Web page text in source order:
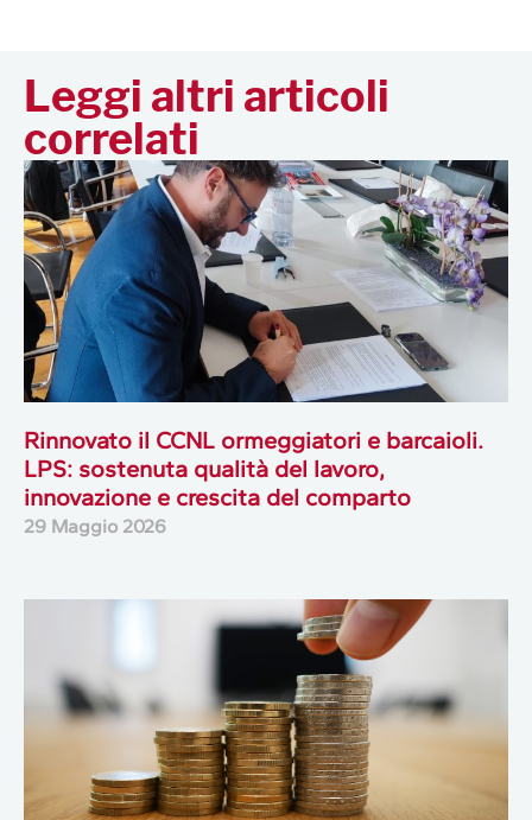
Leggi altri articoli
correlati
Rinnovato il CCNL ormeggiatori e barcaioli.
LPS: sostenuta qualità del lavoro,
innovazione e crescita del comparto
29 Maggio 2026